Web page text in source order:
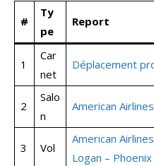
#
Ty
pe
Report
1
Car
net
Déplacement
2
Salo
n
American
3 Vol
American
Logan –